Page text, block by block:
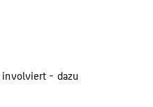
involviert - dazu